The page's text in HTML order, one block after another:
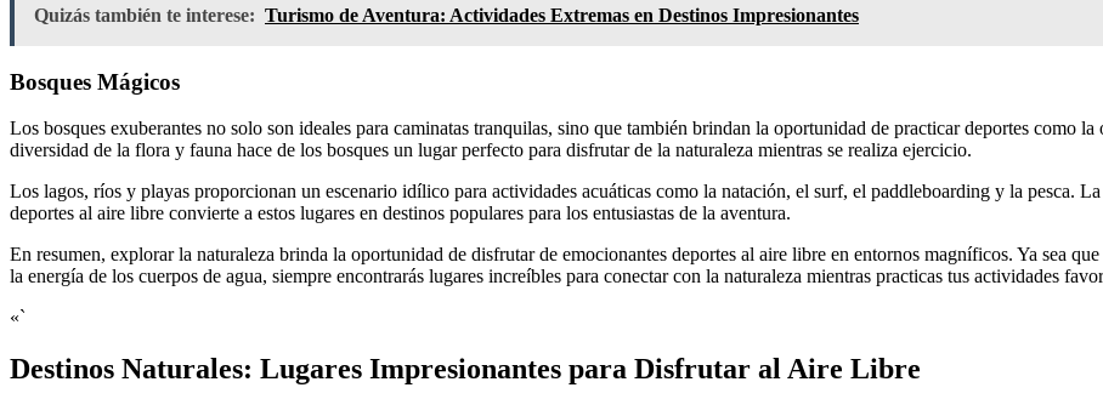
Quizás también te interese: Turismo de Aventura: Actividades Extremas en Destinos Impresionantes
Bosques Mágicos
Los bosques exuberantes no solo son ideales para caminatas tranquilas, sino que también brindan la oportunidad de practicar deportes como
diversidad de la flora y fauna hace de los bosques un lugar perfecto para disfrutar de la naturaleza mientras se realiza ejercicio.
Los lagos, ríos y playas proporcionan un escenario idílico para actividades acuáticas como la natación, el surf, el paddleboarding y la pesca.
deportes al aire libre convierte a estos lugares en destinos populares para los entusiastas de la aventura.
En resumen, explorar la naturaleza brinda la oportunidad de disfrutar de emocionantes deportes al aire libre en entornos magníficos. Ya sea
la energía de los cuerpos de agua, siempre encontrarás lugares increíbles para conectar con la naturaleza mientras practicas tus actividades
«`
Destinos Naturales: Lugares Impresionantes para Disfrutar al Aire Libre